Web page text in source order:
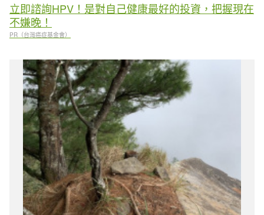
立即諮詢HPV！是對自己健康最好的投資，把握現在
不嫌晚！
PR（台灣癌症基金會）